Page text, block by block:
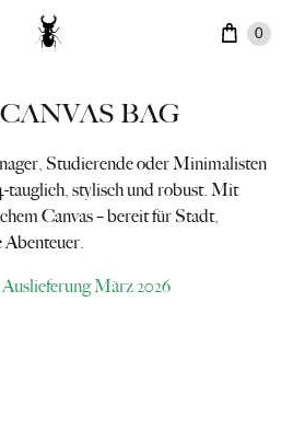
0
BAG
Studierende oder Minimalisten
tauglich, stylisch und robust. Mit
Canvas – bereit für Stadt,
Abenteuer.
März 2026